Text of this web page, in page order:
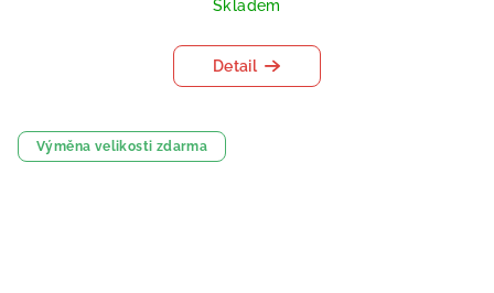
Skladem
Detail
Výměna velikosti zdarma